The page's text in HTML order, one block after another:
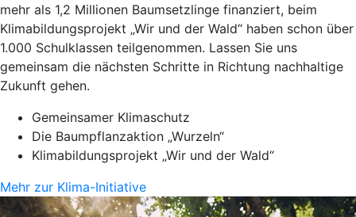
mehr als 1,2 Millionen Baumsetzlinge finanziert, beim
Klimabildungsprojekt „Wir und der Wald“ haben schon über
1.000 Schulklassen teilgenommen. Lassen Sie uns
gemeinsam die nächsten Schritte in Richtung nachhaltige
Zukunft gehen.
Gemeinsamer Klimaschutz
Die Baumpflanzaktion „Wurzeln“
Klimabildungsprojekt „Wir und der Wald“
Mehr zur Klima-Initiative